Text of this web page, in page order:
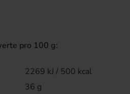
pro 100 g:
2269 kJ / 500 kcal
36 g